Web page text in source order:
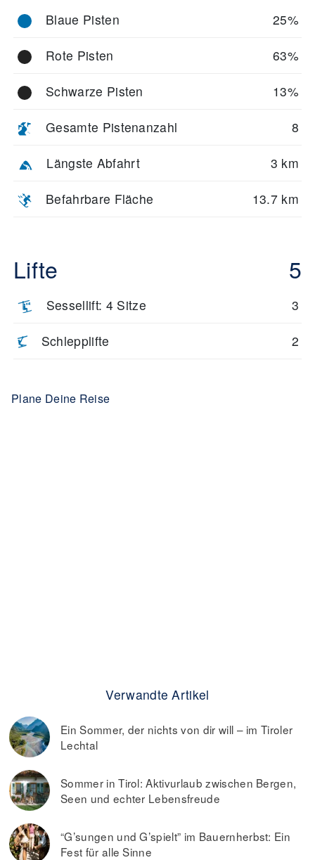
Blaue Pisten 25%
Rote Pisten 63%
Schwarze Pisten 13%
Gesamte Pistenanzahl 8
Längste Abfahrt 3 km
Befahrbare Fläche 13.7 km
Lifte 5
Sessellift: 4 Sitze 3
Schlepplifte 2
Plane Deine Reise
Verwandte Artikel
Ein Sommer, der nichts von dir will – im Tiroler
Lechtal
Sommer in Tirol: Aktivurlaub zwischen Bergen,
Seen und echter Lebensfreude
“G’sungen und G’spielt” im Bauernherbst: Ein
Fest für alle Sinne